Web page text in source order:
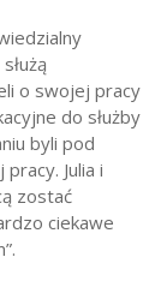
o swojej pracy
do służby
byli pod
Julia i
zostać
ciekawe